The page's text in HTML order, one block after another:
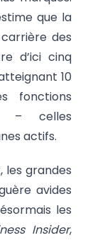
que la
des
d’ici cinq
10
fonctions
– celles
actifs.
les grandes
avides
les
Insider,